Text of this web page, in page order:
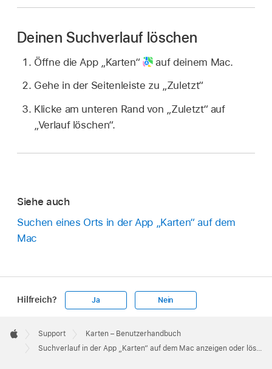
Deinen Suchverlauf löschen
Öffne die App „Karten“
auf deinem Mac.
Gehe in der Seitenleiste zu „Zuletzt“
Klicke am unteren Rand von „Zuletzt“ auf
„Verlauf löschen“.
Siehe auch
Suchen eines Orts in der App „Karten“ auf dem
Mac
Hilfreich? Ja Nein
Footer

Apple
Support
Karten – Benutzerhandbuch
Suchverlauf in der App „Karten“ auf dem Mac anzeigen oder löschen